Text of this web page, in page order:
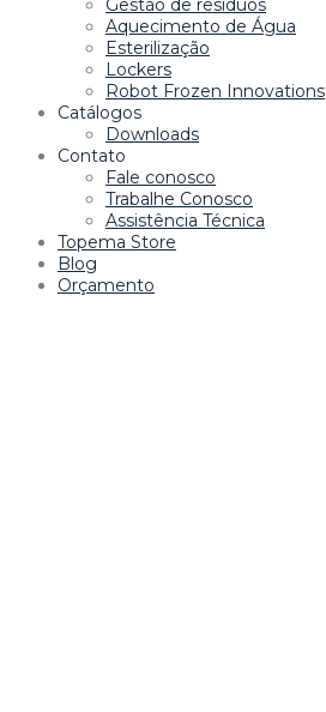
Gestão de resíduos
Aquecimento de Água
Esterilização
Lockers
Robot Frozen Innovations
Catálogos
Downloads
Contato
Fale conosco
Trabalhe Conosco
Assistência Técnica
Topema Store
Blog
Orçamento